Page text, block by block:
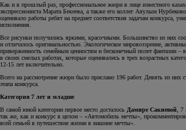
Как и в прошлый раз, профессиональное жюри в лице известного
экспрессиониста Марата Бекеева, а также его коллег Аяулым
оценивало работы ребят на предмет соответствия задачам конкурса,
исполнения.
Все рисунки получились яркими, красочными. Большинство из них
и отличалось оригинальностью. Экологическое мировоззрение,
приверженность семейным ценностям и бесконечный полет фантазии –
в своих смелых работах, которые оценивались в трех возрастных
12-15 лет включительно.
Всего на рассмотрение жюри было прислано 196 работ. Девять из них
этапа конкурса.
Категория 7 лет и младше
В самой юной категории первое место досталось Дамире Сакиевой ,
так же, как и конкурс в целом – «Автомобиль мечты»,
всей семьей в путешествие жизни в машине мечты».